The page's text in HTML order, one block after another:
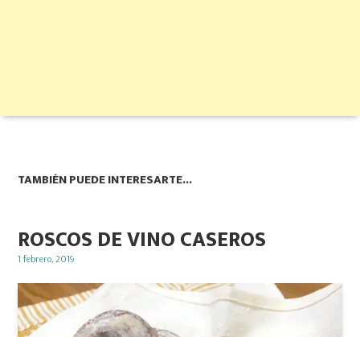
TAMBIÉN PUEDE INTERESARTE...
ROSCOS DE VINO CASEROS
Posted
1 febrero, 2019